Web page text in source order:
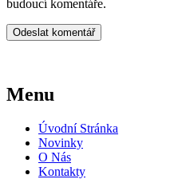
budoucí komentáře.
Menu
Úvodní Stránka
Novinky
O Nás
Kontakty